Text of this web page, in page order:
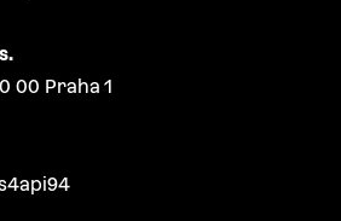
00 Praha 1